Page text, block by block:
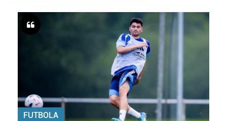
FUTBOLA